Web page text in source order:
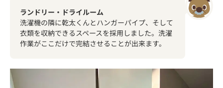
ランドリー・ドライルーム
洗濯機の隣に乾太くんとハンガーパイプ、そして
衣類を収納できるスペースを採用しました。洗濯
作業がここだけで完結させることが出来ます。